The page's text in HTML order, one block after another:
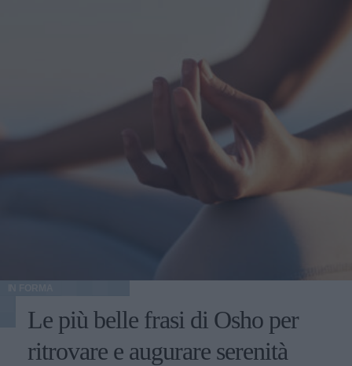
Le più belle frasi di Osho per
ritrovare e augurare serenità